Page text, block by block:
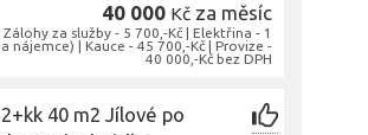
40 000 Kč za měsíc
za služby - 5 700,-Kč | Elektřina - 1
nájemce) | Kauce - 45 700,-Kč | Provize -
40 000,-Kč bez DPH
40 m2 Jílové po